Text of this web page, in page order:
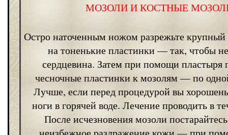
МОЗОЛИ И КОСТНЫЕ
Остро наточенным ножом разрежьте крупный
на тоненькие пластинки — так, чтобы
сердцевина. Затем при помощи пластыря
чесночные пластинки к мозолям — по
Лучше, если перед процедурой вы
ноги в горячей воде. Лечение проводить в
После исчезновения мозоли